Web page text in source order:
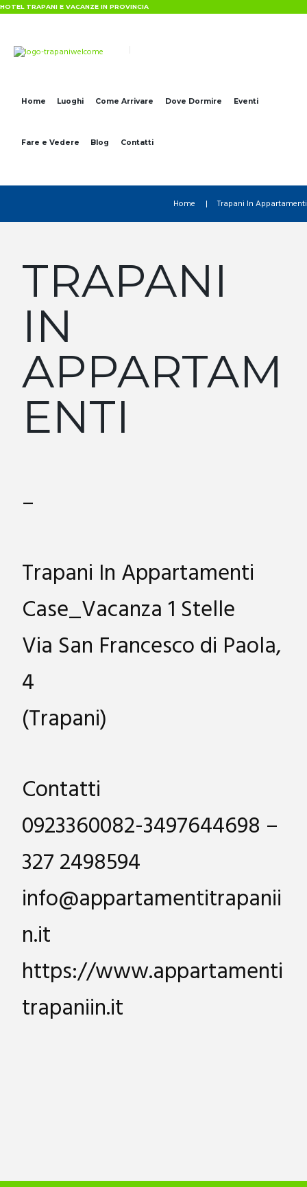
HOTEL TRAPANI E VACANZE IN PROVINCIA
Home Luoghi Come Arrivare Dove Dormire Eventi
Fare e Vedere Blog Contatti
Home Trapani In Appartamenti
TRAPANI
IN
APPARTAM
ENTI
–
Trapani In Appartamenti
Case_Vacanza 1 Stelle
Via San Francesco di Paola,
4
(Trapani)
Contatti
0923360082-3497644698 –
327 2498594
info@appartamentitrapanii
n.it
https://www.appartamenti
trapaniin.it